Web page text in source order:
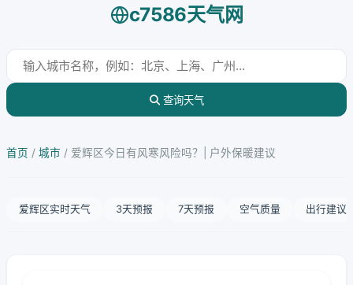
c7586天气网
查询天气
首页 / 城市 / 爱辉区今日有风寒风险吗？| 户外保暖建议
爱辉区实时天气 3天预报 7天预报 空气质量 出行建议